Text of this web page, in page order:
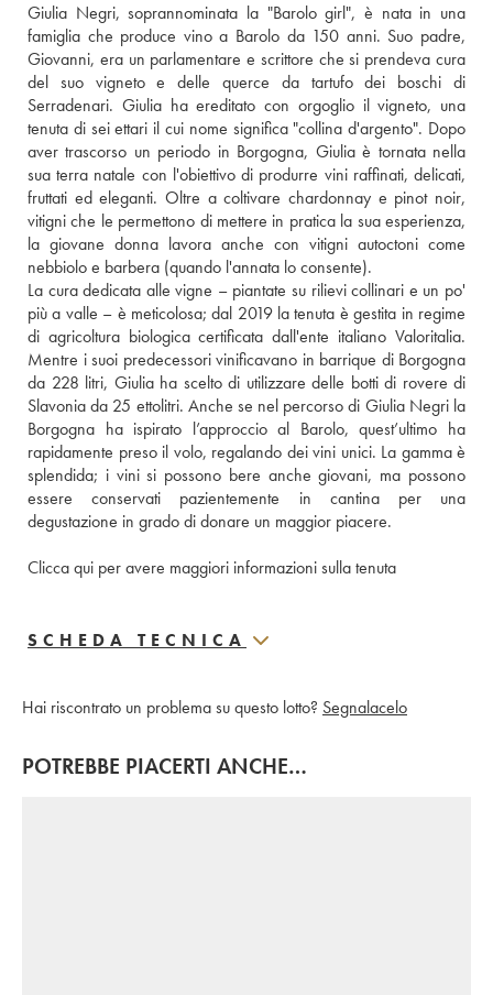
Giulia Negri, soprannominata la "Barolo girl", è nata in una
famiglia che produce vino a Barolo da 150 anni. Suo padre,
Giovanni, era un parlamentare e scrittore che si prendeva cura
del suo vigneto e delle querce da tartufo dei boschi di
Serradenari. Giulia ha ereditato con orgoglio il vigneto, una
tenuta di sei ettari il cui nome significa "collina d'argento". Dopo
aver trascorso un periodo in Borgogna, Giulia è tornata nella
sua terra natale con l'obiettivo di produrre vini raffinati, delicati,
fruttati ed eleganti. Oltre a coltivare chardonnay e pinot noir,
vitigni che le permettono di mettere in pratica la sua esperienza,
la giovane donna lavora anche con vitigni autoctoni come
nebbiolo e barbera (quando l'annata lo consente).
La cura dedicata alle vigne – piantate su rilievi collinari e un po'
più a valle – è meticolosa; dal 2019 la tenuta è gestita in regime
di agricoltura biologica certificata dall'ente italiano Valoritalia.
Mentre i suoi predecessori vinificavano in barrique di Borgogna
da 228 litri, Giulia ha scelto di utilizzare delle botti di rovere di
Slavonia da 25 ettolitri. Anche se nel percorso di Giulia Negri la
Borgogna ha ispirato l’approccio al Barolo, quest’ultimo ha
rapidamente preso il volo, regalando dei vini unici. La gamma è
splendida; i vini si possono bere anche giovani, ma possono
essere conservati pazientemente in cantina per una
degustazione in grado di donare un maggior piacere.
Clicca qui per avere maggiori informazioni sulla tenuta
SCHEDA TECNICA
Hai riscontrato un problema su questo lotto? Segnalacelo
POTREBBE PIACERTI ANCHE…